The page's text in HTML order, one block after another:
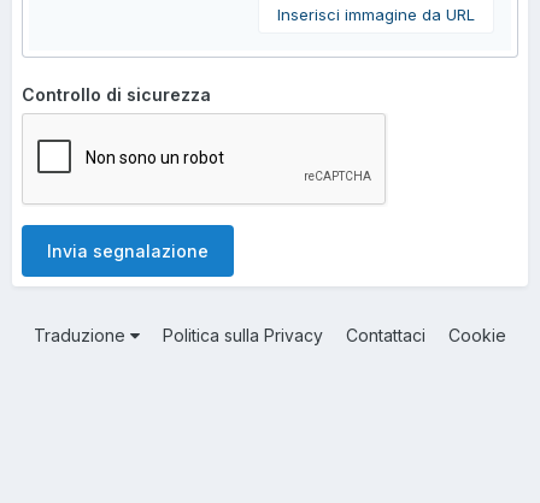
Inserisci immagine da URL
Controllo di sicurezza
Invia segnalazione
Traduzione Politica sulla Privacy Contattaci Cookie